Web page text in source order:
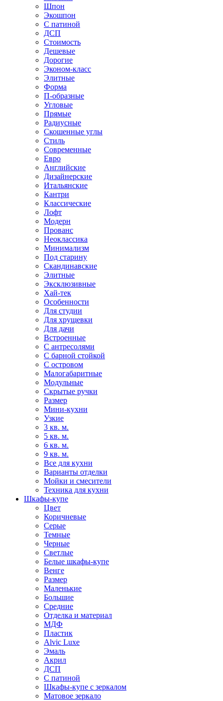
Шпон
Экошпон
С патиной
ДСП
Стоимость
Дешевые
Дорогие
Эконом-класс
Элитные
Форма
П-образные
Угловые
Прямые
Радиусные
Скошенные углы
Стиль
Современные
Евро
Английские
Дизайнерские
Итальянские
Кантри
Классические
Лофт
Модерн
Прованс
Неоклассика
Минимализм
Под старину
Скандинавские
Элитные
Эксклюзивные
Хай-тек
Особенности
Для студии
Для хрущевки
Для дачи
Встроенные
С антресолями
С барной стойкой
С островом
Малогабаритные
Модульные
Скрытые ручки
Размер
Мини-кухни
Узкие
3 кв. м.
5 кв. м.
6 кв. м.
9 кв. м.
Все для кухни
Варианты отделки
Мойки и смесители
Техника для кухни
Шкафы-купе
Цвет
Коричневые
Серые
Темные
Черные
Светлые
Белые шкафы-купе
Венге
Размер
Маленькие
Большие
Средние
Отделка и материал
МДФ
Пластик
Alvic Luxe
Эмаль
Акрил
ДСП
С патиной
Шкафы-купе с зеркалом
Матовое зеркало